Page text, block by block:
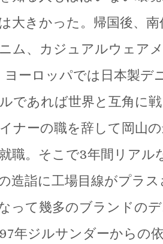
大きかった。帰国後、
ム、カジュアルウェア
ヨーロッパでは日本製デ
であれば世界と互角に
ナーの職を辞して岡山
職。そこで3年間リアル
造詣に工場目線がプラ
って幾多のブランドの
年ジルサンダーからの